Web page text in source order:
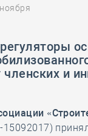
членских и